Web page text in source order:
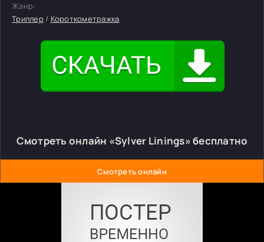
Жанр:
Триллер/ Короткометражка
Смотреть онлайн «Sylver Linings» бесплатно
Смотреть онлайн